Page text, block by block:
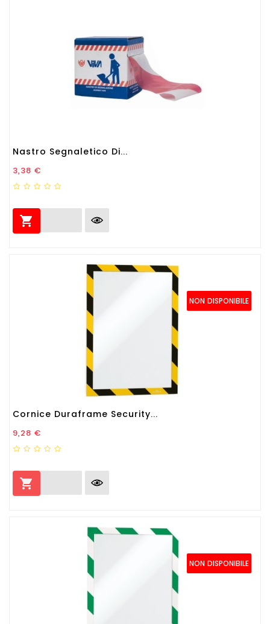
Nastro Segnaletico Di...
Prezzo
3,38 €

NON DISPONIBILE
Cornice Duraframe Security...
Prezzo
9,28 €

NON DISPONIBILE